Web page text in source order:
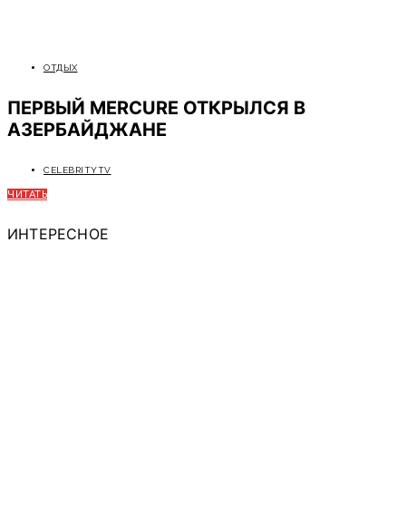
ОТДЫХ
ПЕРВЫЙ MERCURE ОТКРЫЛСЯ В
АЗЕРБАЙДЖАНЕ
CELEBRITYTV
ЧИТАТЬ
ИНТЕРЕСНОЕ